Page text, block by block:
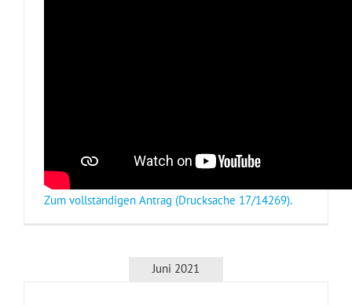
Zum vollständigen Antrag (Drucksache 17/14269).
Juni 2021